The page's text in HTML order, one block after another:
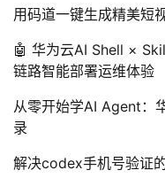
用码道一键生成精美短
🤖 华为云AI Shell ×
链路智能部署运维体验
从零开始学AI Agent：
录
解决codex手机号验证